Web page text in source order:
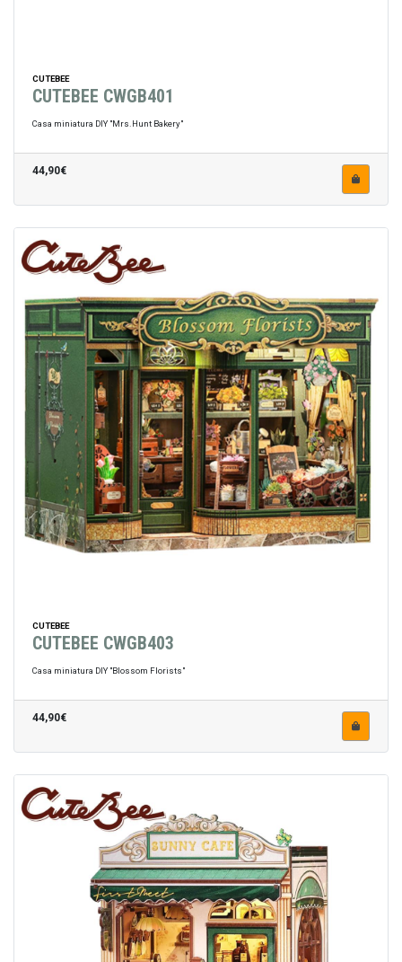
CUTEBEE
CUTEBEE CWGB401
Casa miniatura DIY "Mrs.Hunt Bakery"
44,90€
CUTEBEE
CUTEBEE CWGB403
Casa miniatura DIY "Blossom Florists"
44,90€